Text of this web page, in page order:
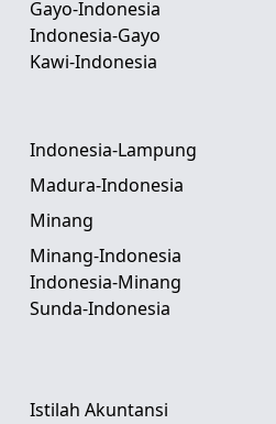
Gayo-Indonesia
Indonesia-Gayo
Kawi-Indonesia
Indonesia-Lampung
Madura-Indonesia
Minang
Minang-Indonesia
Indonesia-Minang
Sunda-Indonesia
Istilah Akuntansi